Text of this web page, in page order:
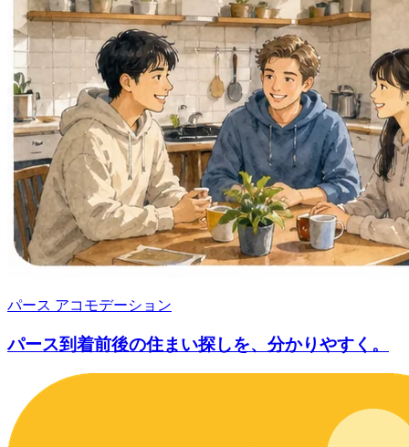
パース アコモデーション
パース到着前後の住まい探しを、分かりやすく。